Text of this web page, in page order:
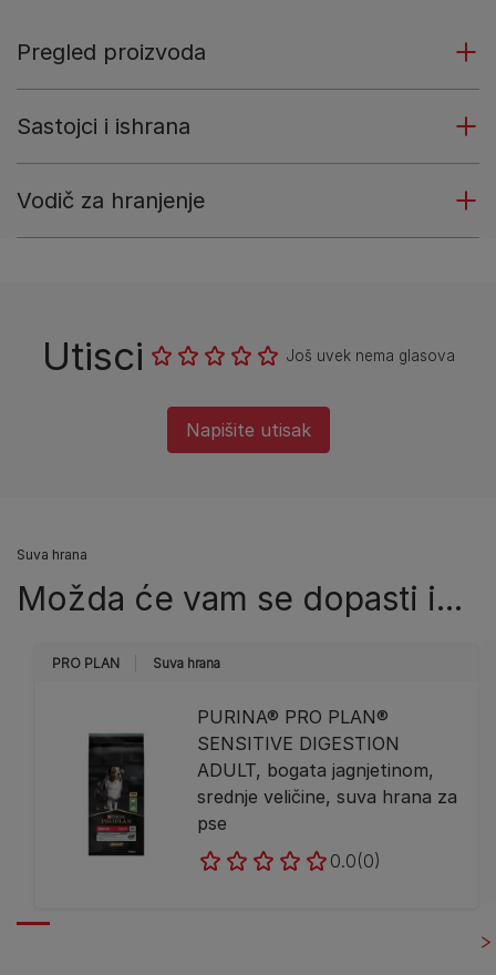
Pregled proizvoda
Sastojci i ishrana
Vodič za hranjenje
Utisci Još uvek nema glasova
Napišite utisak
Suva hrana
Možda će vam se dopasti i...
PRO PLAN Suva hrana
PURINA® PRO PLAN®
SENSITIVE DIGESTION
ADULT, bogata jagnjetinom,
srednje veličine, suva hrana za
pse
0.0(0)